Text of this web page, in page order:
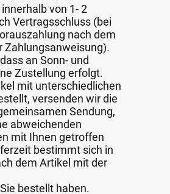
von 1- 2
Vertragsschluss (bei
nach dem
Zahlungsanweisung).
an Sonn- und
Zustellung erfolgt.
mit unterschiedlichen
versenden wir die
Sendung,
abweichenden
mit Ihnen getroffen
bestimmt sich in
dem Artikel mit der
bestellt haben.